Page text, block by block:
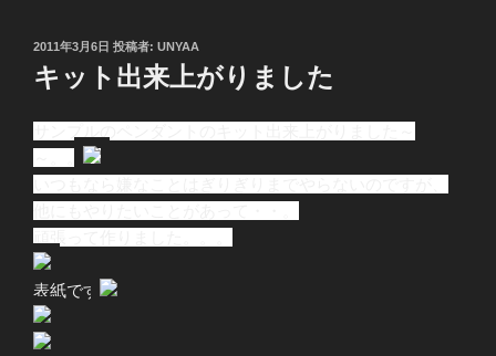
投
稿
日:
2011年3月6日 投稿者: UNYAA
キット出来上がりました
表紙です